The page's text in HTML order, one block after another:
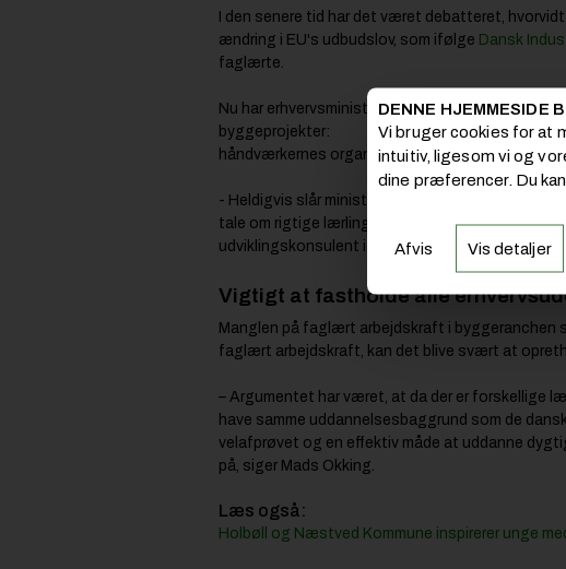
I den senere tid har det været debatteret,
ændring i EU's udbudslov, som ifølge Dansk
faglærte.
Nu har erhvervsminister Morten Bødskov ryddet
byggeprojekter:
håndværkernes organisation. Det er
- Heldigvis slår ministeren fast, at det er
tale om rigtige lærlinge på de offentlige
udviklingskonsulent i Dansk Håndværk, i en
Vigtigt at fastholde alle
Manglen på faglært arbejdskraft i byggeranchen
faglært arbejdskraft, kan det blive svært at
– Argumentet har været, at da der er forskellige
have samme uddannelsesbaggrund som de
velafprøvet og en effektiv måde at uddanne
på, siger Mads Okking.
Læs også:
Holbøll og Næstved Kommune inspirerer unge
DENNE HJEMMESIDE
Vi bruger cookies for at
intuitiv, ligesom vi og
dine præferencer. Du
Afvis Vis detaljer